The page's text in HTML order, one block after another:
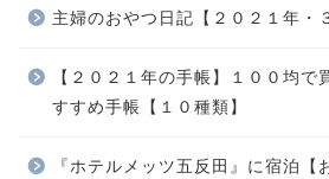
主婦のおやつ日記【２０２１年・
【２０２１年の手帳】１００均で
すすめ手帳【１０種類】
『ホテルメッツ五反田』に宿泊【